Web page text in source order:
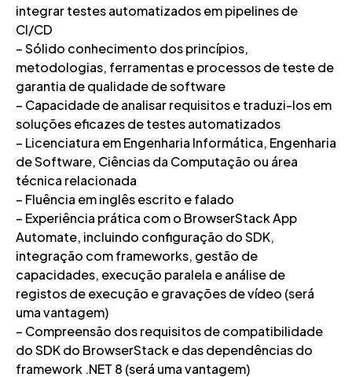
integrar testes automatizados em pipelines de
CI/CD
– Sólido conhecimento dos princípios,
metodologias, ferramentas e processos de teste de
garantia de qualidade de software
– Capacidade de analisar requisitos e traduzi-los em
soluções eficazes de testes automatizados
– Licenciatura em Engenharia Informática, Engenharia
de Software, Ciências da Computação ou área
técnica relacionada
– Fluência em inglês escrito e falado
– Experiência prática com o BrowserStack App
Automate, incluindo configuração do SDK,
integração com frameworks, gestão de
capacidades, execução paralela e análise de
registos de execução e gravações de vídeo (será
uma vantagem)
– Compreensão dos requisitos de compatibilidade
do SDK do BrowserStack e das dependências do
framework .NET 8 (será uma vantagem)